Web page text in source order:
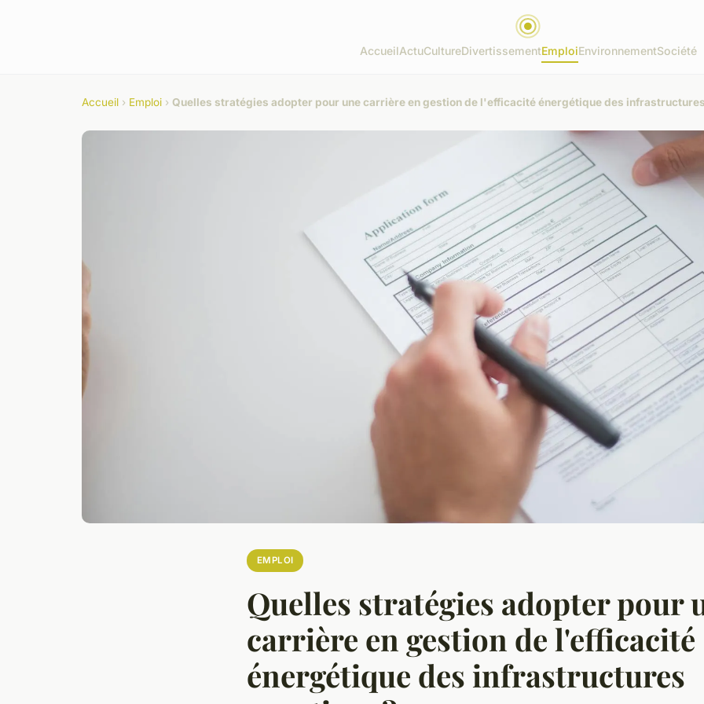
AccueilActuCultureDivertissementEmploiEnvironnementSociété
Accueil › Emploi › Quelles stratégies adopter pour une carrière en gestion de l'efficacité énergétique des
EMPLOI
Quelles stratégies adopter pour
carrière en gestion de l'efficacité
énergétique des infrastructures